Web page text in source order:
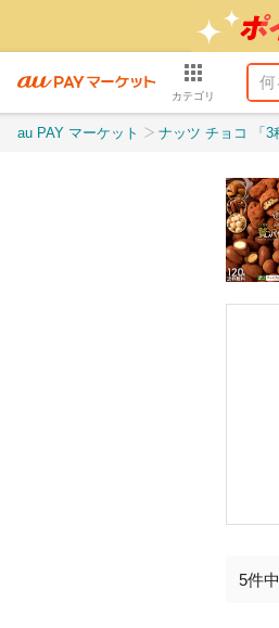
カテゴリ
au PAY マーケット ナッツ チョコ 「3種のナッツか
5件